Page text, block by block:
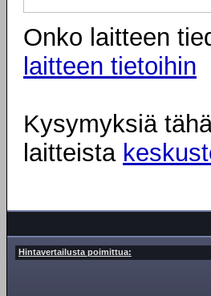
Onko laitteen
laitteen tietoihin
Kysymyksiä
laitteista
Hintavertailusta poimittua: